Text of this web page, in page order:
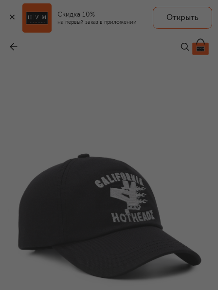
Скидка 10%
на первый заказ в приложении
Открыть
HUGO BLUE
5 995 ₽